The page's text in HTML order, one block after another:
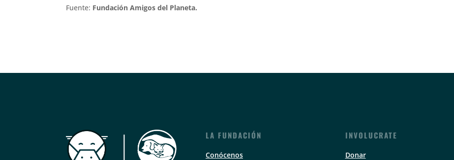
Fuente: Fundación Amigos del Planeta.
LA FUNDACIÓN
Conócenos
INVOLUCRATE
Donar